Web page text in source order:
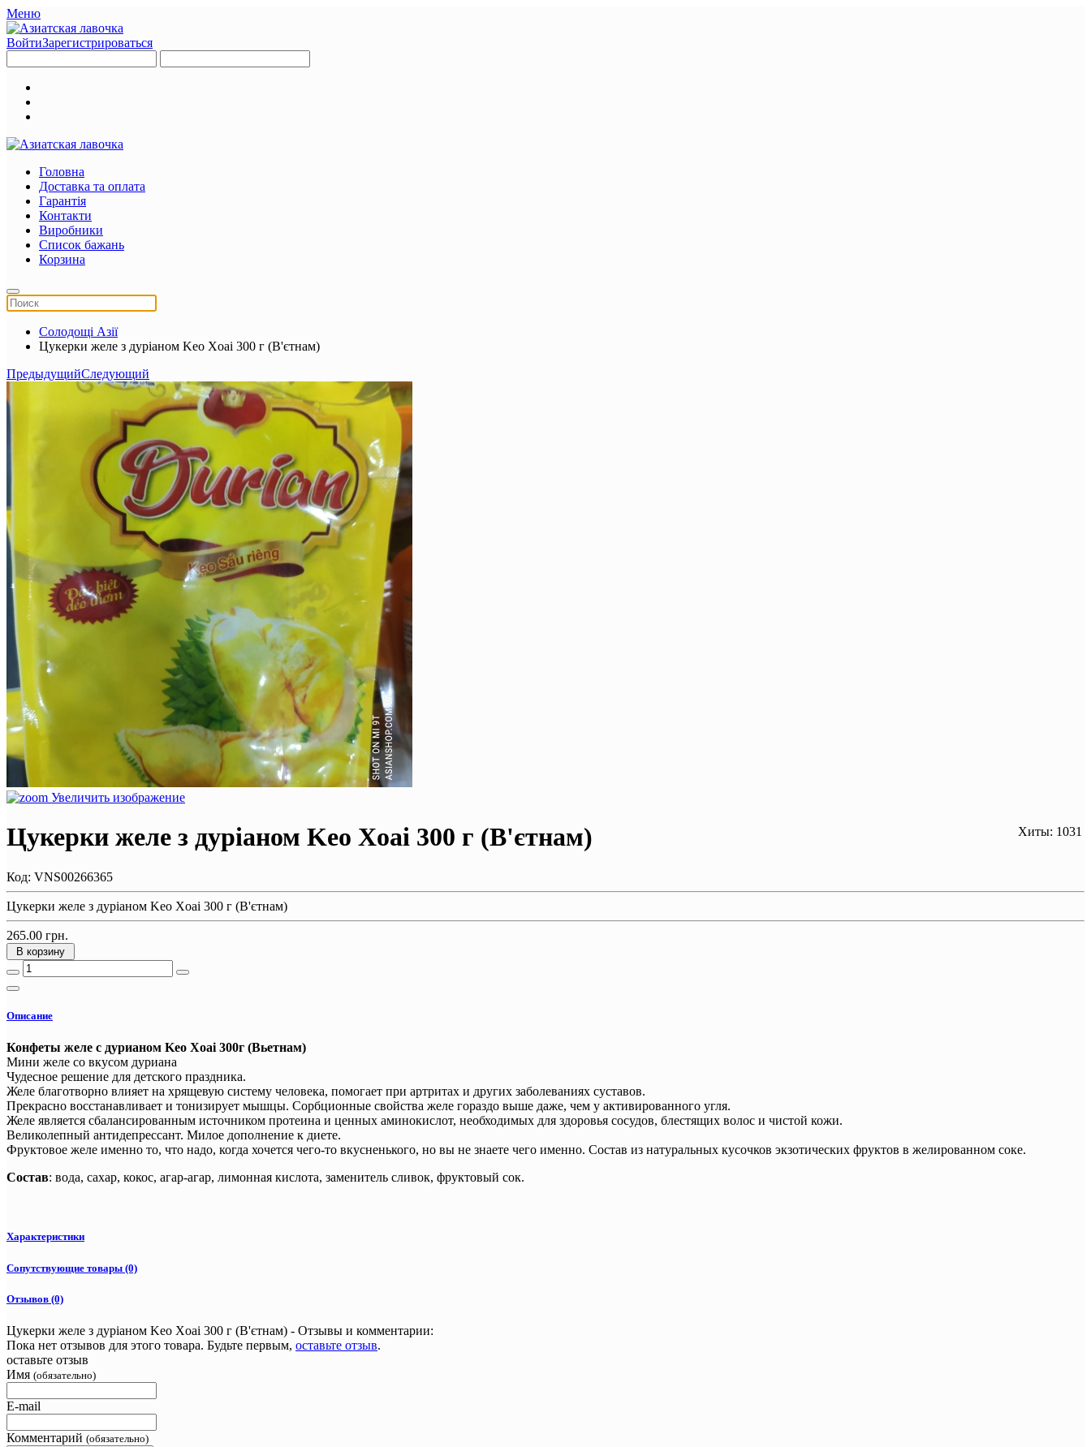
Меню
ВойтиЗарегистрироваться
Головна
Доставка та оплата
Гарантія
Контакти
Виробники
Список бажань
Корзина
Солодощі Азії
Цукерки желе з дуріаном Keo Xoai 300 г (В'єтнам)
ПредыдущийСледующий
Увеличить изображение
Хиты: 1031
Цукерки желе з дуріаном Keo Xoai 300 г (В'єтнам)
Код: VNS00266365
Цукерки желе з дуріаном Keo Xoai 300 г (В'єтнам)
265.00 грн.
В корзину
Описание
Конфеты желе с дурианом Keo Xoai 300г (Вьетнам)
Мини желе со вкусом дуриана
Чудесное решение для детского праздника.
Желе благотворно влияет на хрящевую систему человека, помогает при артритах и других заболеваниях суставов.
Прекрасно восстанавливает и тонизирует мышцы. Сорбционные свойства желе гораздо выше даже, чем у активированного угля.
Желе является сбалансированным источником протеина и ценных аминокислот, необходимых для здоровья сосудов, блестящих волос и чистой кожи.
Великолепный антидепрессант. Милое дополнение к диете.
Фруктовое желе именно то, что надо, когда хочется чего-то вкусненького, но вы не знаете чего именно. Состав из натуральных кусочков экзотических фруктов в желированном соке.
Состав: вода, сахар, кокос, агар-агар, лимонная кислота, заменитель сливок, фруктовый сок.
Характеристики
Сопутствующие товары (0)
Отзывов (0)
Цукерки желе з дуріаном Keo Xoai 300 г (В'єтнам) - Отзывы и комментарии:
Пока нет отзывов для этого товара. Будьте первым, оставьте отзыв.
оставьте отзыв
Имя (обязательно)
E-mail
Комментарий (обязательно)